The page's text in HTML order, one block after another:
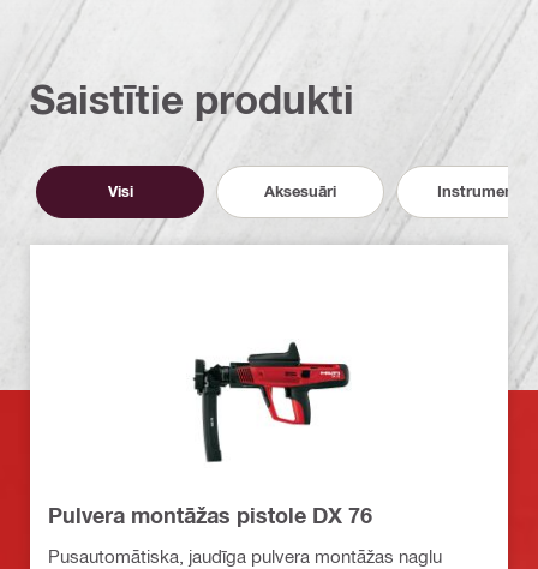
Saistītie produkti
Visi Aksesuāri Instrumenti
Pulvera montāžas pistole DX 76
Pusautomātiska, jaudīga pulvera montāžas naglu